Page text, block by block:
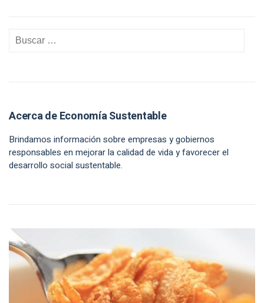
Acerca de Economía Sustentable
Brindamos información sobre empresas y gobiernos
responsables en mejorar la calidad de vida y favorecer el
desarrollo social sustentable.